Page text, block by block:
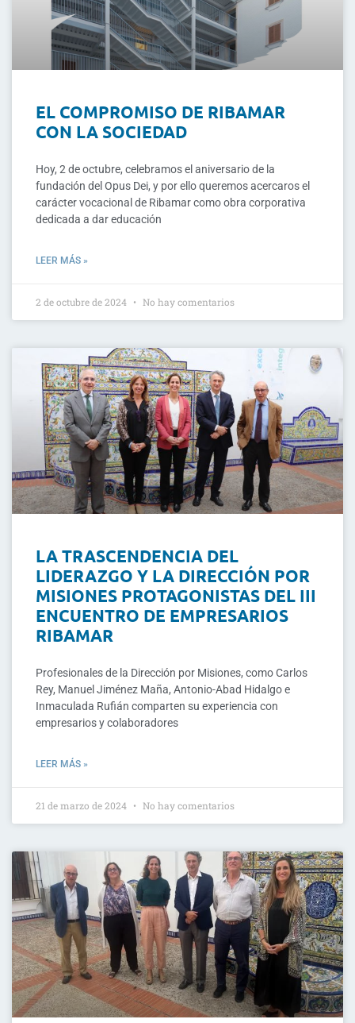
EL COMPROMISO DE RIBAMAR
CON LA SOCIEDAD
Hoy, 2 de octubre, celebramos el aniversario de la
fundación del Opus Dei, y por ello queremos acercaros el
carácter vocacional de Ribamar como obra corporativa
dedicada a dar educación
LEER MÁS »
2 de octubre de 2024 No hay comentarios
LA TRASCENDENCIA DEL
LIDERAZGO Y LA DIRECCIÓN POR
MISIONES PROTAGONISTAS DEL III
ENCUENTRO DE EMPRESARIOS
RIBAMAR
Profesionales de la Dirección por Misiones, como Carlos
Rey, Manuel Jiménez Maña, Antonio-Abad Hidalgo e
Inmaculada Rufián comparten su experiencia con
empresarios y colaboradores
LEER MÁS »
21 de marzo de 2024 No hay comentarios